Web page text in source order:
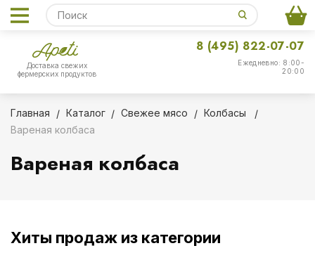
Доставка свежих
фермерских продуктов
Ежедневно: 8:00-
20:00
8 (495) 822-07-07
Главная Каталог Свежее мясо
Колбасы
Вареная колбаса
Вареная колбаса
Хиты продаж из категории